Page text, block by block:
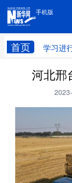
手机版
首页 学习进
手机版
学习进行时
科技
文化
访谈
河北邢